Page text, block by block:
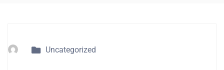
Uncategorized